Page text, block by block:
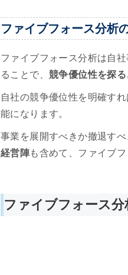
ファイブフォース分析
ファイブフォース分析は自
ることで、 競争優位性を探
自社の競争優位性を明確すれ
能になります。
事業を展開すべきか撤退す
経営陣も含めて、ファイブ
ファイブフォース